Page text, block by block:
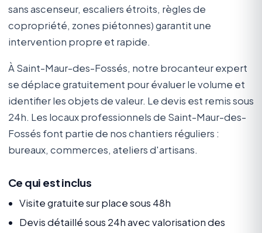
sans ascenseur, escaliers étroits, règles de
copropriété, zones piétonnes) garantit une
intervention propre et rapide.
À Saint-Maur-des-Fossés, notre brocanteur expert
se déplace gratuitement pour évaluer le volume et
identifier les objets de valeur. Le devis est remis sous
24h. Les locaux professionnels de Saint-Maur-des-
Fossés font partie de nos chantiers réguliers :
bureaux, commerces, ateliers d'artisans.
Ce qui est inclus
Visite gratuite sur place sous 48h
Devis détaillé sous 24h avec valorisation des